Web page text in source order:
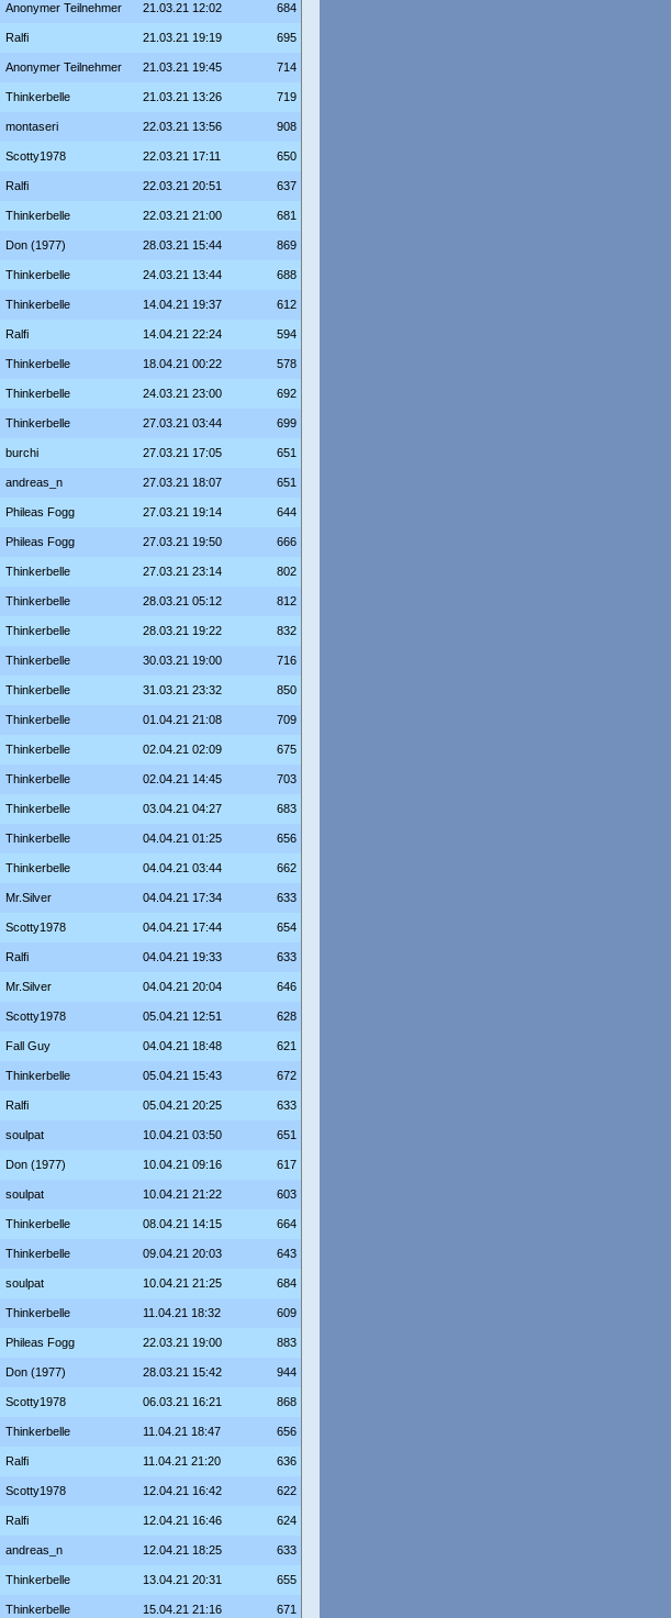
Anonymer Teilnehmer 21.03.21 12:02 684
Ralfi 21.03.21 19:19 695
Anonymer Teilnehmer 21.03.21 19:45 714
Thinkerbelle 21.03.21 13:26 719
montaseri 22.03.21 13:56 908
Scotty1978 22.03.21 17:11 650
Ralfi 22.03.21 20:51 637
Thinkerbelle 22.03.21 21:00 681
Don (1977) 28.03.21 15:44 869
Thinkerbelle 24.03.21 13:44 688
Thinkerbelle 14.04.21 19:37 612
Ralfi 14.04.21 22:24 594
Thinkerbelle 18.04.21 00:22 578
Thinkerbelle 24.03.21 23:00 692
Thinkerbelle 27.03.21 03:44 699
burchi 27.03.21 17:05 651
andreas_n 27.03.21 18:07 651
Phileas Fogg 27.03.21 19:14 644
Phileas Fogg 27.03.21 19:50 666
Thinkerbelle 27.03.21 23:14 802
Thinkerbelle 28.03.21 05:12 812
Thinkerbelle 28.03.21 19:22 832
Thinkerbelle 30.03.21 19:00 716
Thinkerbelle 31.03.21 23:32 850
Thinkerbelle 01.04.21 21:08 709
Thinkerbelle 02.04.21 02:09 675
Thinkerbelle 02.04.21 14:45 703
Thinkerbelle 03.04.21 04:27 683
Thinkerbelle 04.04.21 01:25 656
Thinkerbelle 04.04.21 03:44 662
Mr.Silver 04.04.21 17:34 633
Scotty1978 04.04.21 17:44 654
Ralfi 04.04.21 19:33 633
Mr.Silver 04.04.21 20:04 646
Scotty1978 05.04.21 12:51 628
Fall Guy 04.04.21 18:48 621
Thinkerbelle 05.04.21 15:43 672
Ralfi 05.04.21 20:25 633
soulpat 10.04.21 03:50 651
Don (1977) 10.04.21 09:16 617
soulpat 10.04.21 21:22 603
Thinkerbelle 08.04.21 14:15 664
Thinkerbelle 09.04.21 20:03 643
soulpat 10.04.21 21:25 684
Thinkerbelle 11.04.21 18:32 609
Phileas Fogg 22.03.21 19:00 883
Don (1977) 28.03.21 15:42 944
Scotty1978 06.03.21 16:21 868
Thinkerbelle 11.04.21 18:47 656
Ralfi 11.04.21 21:20 636
Scotty1978 12.04.21 16:42 622
Ralfi 12.04.21 16:46 624
andreas_n 12.04.21 18:25 633
Thinkerbelle 13.04.21 20:31 655
Thinkerbelle 15.04.21 21:16 671